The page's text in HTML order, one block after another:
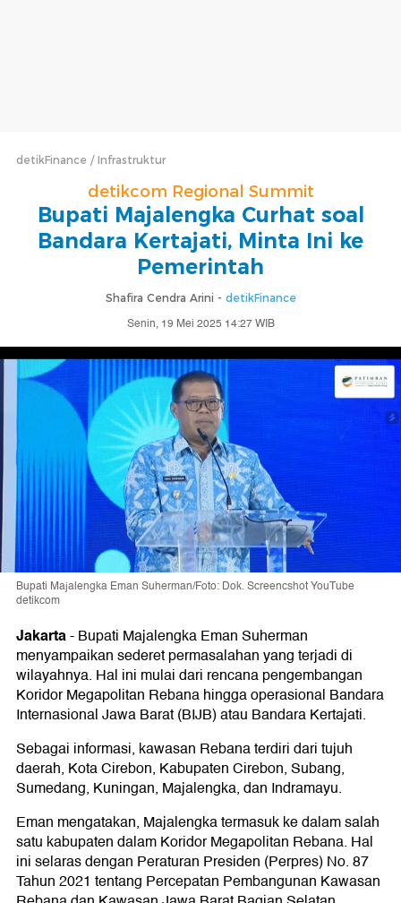
detikFinance Infrastruktur
detikcom Regional Summit
Bupati Majalengka Curhat soal
Bandara Kertajati, Minta Ini ke
Pemerintah
Shafira Cendra Arini - detikFinance
Senin, 19 Mei 2025 14:27 WIB
Bupati Majalengka Eman Suherman/Foto: Dok. Screencshot YouTube
detikcom
Jakarta-Bupati Majalengka Eman Suherman
menyampaikan sederet permasalahan yang terjadi di
wilayahnya. Hal ini mulai dari rencana pengembangan
Koridor Megapolitan Rebana hingga operasional Bandara
Internasional Jawa Barat (BIJB) atau Bandara Kertajati.
Sebagai informasi, kawasan Rebana terdiri dari tujuh
daerah, Kota Cirebon, Kabupaten Cirebon, Subang,
Sumedang, Kuningan, Majalengka, dan Indramayu.
Eman mengatakan, Majalengka termasuk ke dalam salah
satu kabupaten dalam Koridor Megapolitan Rebana. Hal
ini selaras dengan Peraturan Presiden (Perpres) No. 87
Tahun 2021 tentang Percepatan Pembangunan Kawasan